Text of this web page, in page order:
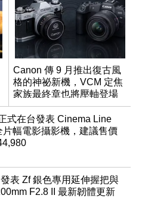
Canon 傳 9 月推出復古風
格的神祕新機，VCM 定焦
家族最終章也將壓軸登場
式在台發表 Cinema Line
片幅電影攝影機，建議售價
表 Zf 銀色專用延伸握把與
F2.8 II 最新韌體更新